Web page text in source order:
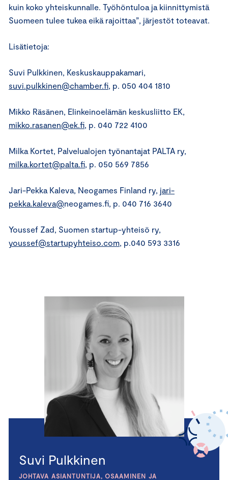
kuin koko yhteiskunnalle. Työhöntuloa ja kiinnittymistä
Suomeen tulee tukea eikä rajoittaa”, järjestöt toteavat.
Lisätietoja:
Suvi Pulkkinen, Keskuskauppakamari,
suvi.pulkkinen@chamber.fi, p. 050 404 1810
Mikko Räsänen, Elinkeinoelämän keskusliitto EK,
mikko.rasanen@ek.fi, p. 040 722 4100
Milka Kortet, Palvelualojen työnantajat PALTA ry,
milka.kortet@palta.fi, p. 050 569 7856
Jari-Pekka Kaleva, Neogames Finland ry, jari-
pekka.kaleva@neogames.fi, p. 040 716 3640
Youssef Zad, Suomen startup-yhteisö ry,
youssef@startupyhteiso.com, p.040 593 3316
Suvi Pulkkinen
JOHTAVA ASIANTUNTIJA, OSAAMINEN JA